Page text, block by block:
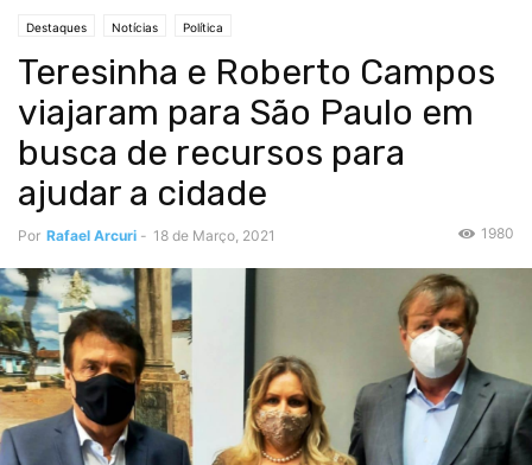
Destaques Notícias Política
Teresinha e Roberto Campos
viajaram para São Paulo em
busca de recursos para
ajudar a cidade
Por Rafael Arcuri - 18 de Março, 2021 1980